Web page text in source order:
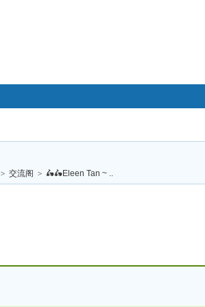
> 交流阁 > 🛵🛵Eleen Tan ~ ..